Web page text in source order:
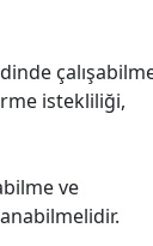
istekliliği,
ve